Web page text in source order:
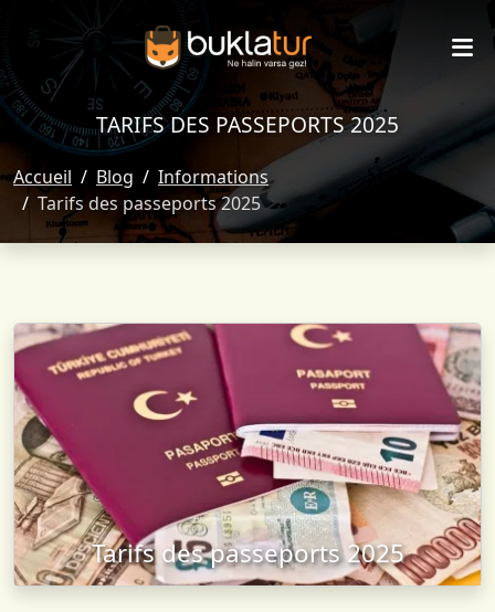
TARIFS DES PASSEPORTS 2025
Accueil Blog
Informations
Tarifs des passeports 2025
Tarifs des passeports 2025